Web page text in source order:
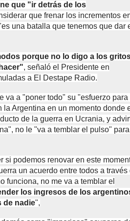
que "ir detrás de los
que frenar los incrementos
una batalla que tenemos que dar
porque no lo digo a los
, señaló el Presidente en
a El Destape Radio.
va a "poner todo" su "esfuerzo para
la Argentina en un momento donde
de la guerra en Ucrania, y
no le "va a temblar el pulso"
si podemos renovar en este
un acuerdo entre todos a través
funciona, no me va a temblar el
los ingresos de los
de nadie",